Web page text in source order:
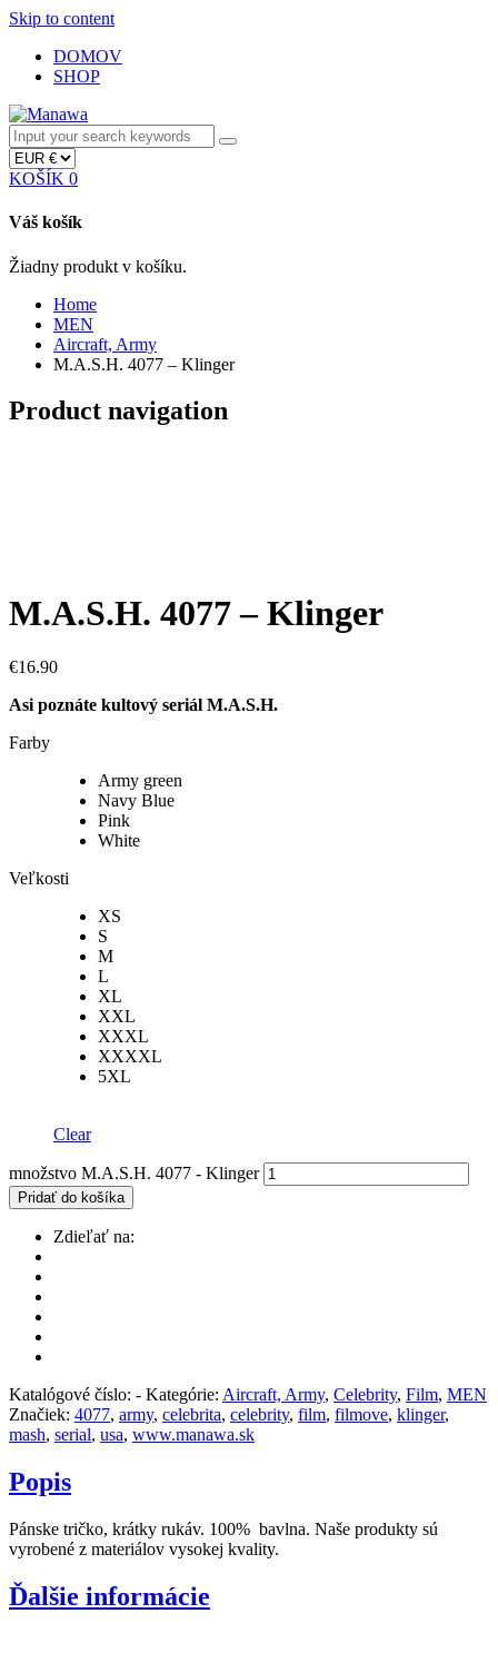
Skip to content
DOMOV
SHOP
KOŠÍK 0
Váš košík
Žiadny produkt v košíku.
Home
MEN
Aircraft, Army
M.A.S.H. 4077 – Klinger
Product navigation
M.A.S.H. 4077 – Klinger
€16.90
Asi poznáte kultový seriál M.A.S.H.
Farby
Army green
Navy Blue
Pink
White
Veľkosti
XS
S
M
L
XL
XXL
XXXL
XXXXL
5XL
Clear
množstvo M.A.S.H. 4077 - Klinger
Pridať do košíka
Zdieľať na:
Katalógové číslo: - Kategórie: Aircraft, Army, Celebrity, Film, MEN
Značiek: 4077, army, celebrita, celebrity, film, filmove, klinger,
mash, serial, usa, www.manawa.sk
Popis
Pánske tričko, krátky rukáv. 100% bavlna. Naše produkty sú
vyrobené z materiálov vysokej kvality.
Ďalšie informácie